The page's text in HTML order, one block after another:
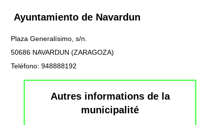
Ayuntamiento de Navardun
Plaza Generalísimo, s/n.
50686 NAVARDUN (ZARAGOZA)
Teléfono: 948888192
Autres informations de la
municipalité